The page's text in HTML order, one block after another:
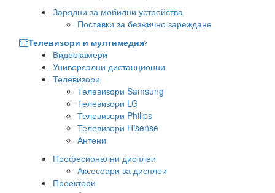
Зарядни за мобилни устройства
Поставки за безжично зареждане
Телевизори и мултимедия
Видеокамери
Универсални дистанционни
Телевизори
Телевизори Samsung
Телевизори LG
Телевизори Philips
Телевизори Hisense
Антени
Професионални дисплеи
Аксесоари за дисплеи
Проектори